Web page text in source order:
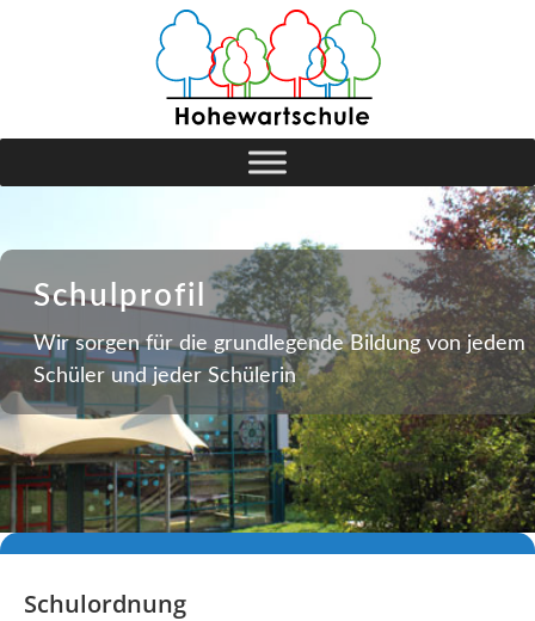
Schulprofil
Wir sorgen für die grundlegende Bildung von jedem
Schüler und jeder Schülerin
Schulordnung